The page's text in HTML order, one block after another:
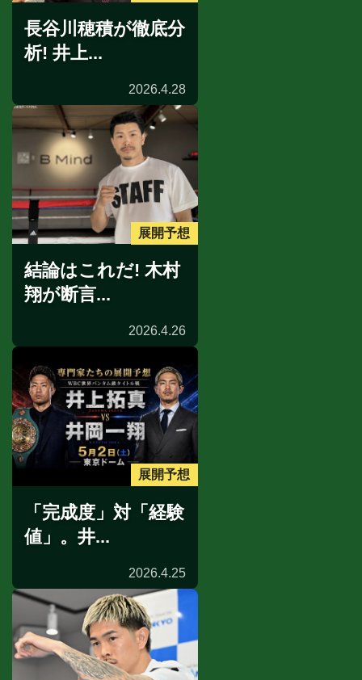
長谷川穂積が徹底分
析! 井上...
2026.4.28
展開予想
結論はこれだ! 木村
翔が断言...
2026.4.26
展開予想
「完成度」対「経験
値」。井...
2026.4.25